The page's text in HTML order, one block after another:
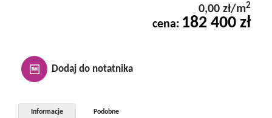
0,00 zł/m2
cena: 182 400 zł
Dodaj do notatnika
Informacje
Podobne